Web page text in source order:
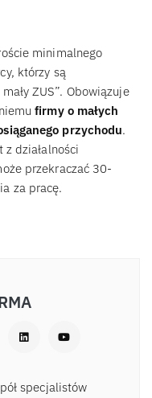
minimalnego
którzy są
ZUS”. Obowiązuje
firmy o małych
przychodu.
działalności
przekraczać 30-
za pracę.
specjalistów